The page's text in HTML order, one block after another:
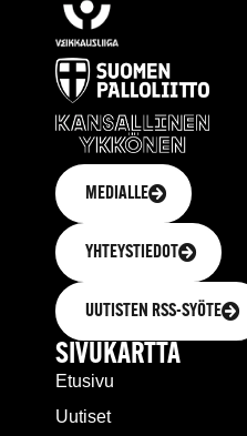
MEDIALLE
YHTEYSTIEDOT
UUTISTEN RSS-SYÖTE
SIVUKARTTA
Etusivu
Uutiset